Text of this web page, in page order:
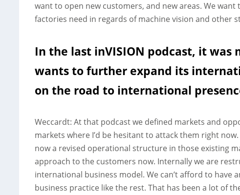
want to open new customers, and new areas. We
factories need in regards of machine vision and other
In the last inVISION podcast, it
wants to further expand its
on the road to international
Weccardt: At that podcast we defined markets and
markets where I’d be hesitant to attack them right
now a revised operational structure in those existing
approach to the customers now. Internally we are
international business model. We can’t afford to
business practice like the rest. That has been a lot of